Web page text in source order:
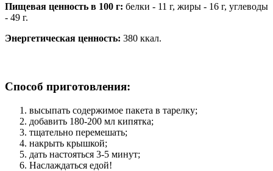
Пищевая ценность в 100 г: белки - 11 г, жиры - 16 г, углеводы
- 49 г.
Энергетическая ценность: 380 ккал.
Способ приготовления:
высыпать содержимое пакета в тарелку;
добавить 180-200 мл кипятка;
тщательно перемешать;
накрыть крышкой;
дать настояться 3-5 минут;
Наслаждаться едой!